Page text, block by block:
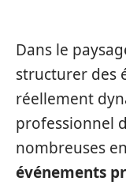
Dans le
structurer des
réellement
professionnel
nombreuses
événements